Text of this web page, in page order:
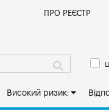
ПРО РЕЄСТР
Високий ризик: